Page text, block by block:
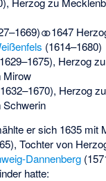
⚭ 1647
(1614–1680)
Herzog zu
Mirow
Herzog zu
Schwerin
er sich 1635 mit
Tochter von
Dannenberg
hatte: